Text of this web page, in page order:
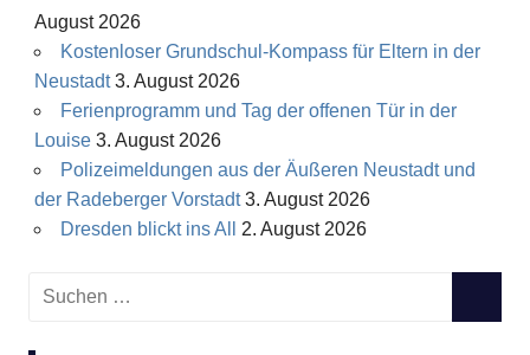
August 2026
Kostenloser Grundschul-Kompass für Eltern in der
Neustadt 3. August 2026
Ferienprogramm und Tag der offenen Tür in der
Louise 3. August 2026
Polizeimeldungen aus der Äußeren Neustadt und
der Radeberger Vorstadt 3. August 2026
Dresden blickt ins All
2. August 2026
c